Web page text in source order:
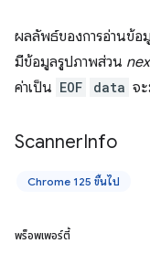
ผลลัพธ์ของการอ่านข้อ
มีข้อมูลรูปภาพส่วน
ค่าเป็น EOF data จ
ScannerInfo
Chrome 125 ขึ้นไป
พร็อพเพอร์ตี้